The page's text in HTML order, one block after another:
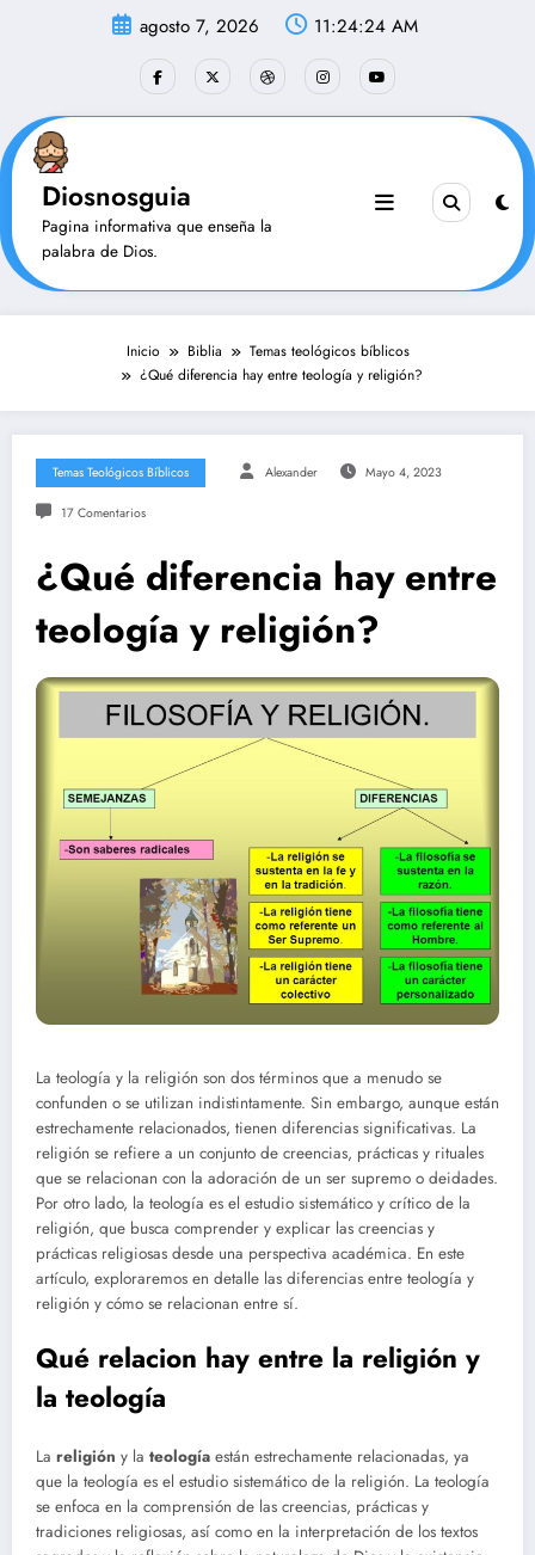
agosto 7, 2026 11:24:25 AM
Diosnosguia
Pagina informativa que enseña la
palabra de Dios.
Inicio Biblia
Temas teológicos bíblicos
¿Qué diferencia hay entre teología y religión?
Temas Teológicos Bíblicos Alexander Mayo 4, 2023
17 Comentarios
¿Qué diferencia hay entre
teología y religión?
La teología y la religión son dos términos que a menudo se
confunden o se utilizan indistintamente. Sin embargo, aunque están
estrechamente relacionados, tienen diferencias significativas. La
religión se refiere a un conjunto de creencias, prácticas y rituales
que se relacionan con la adoración de un ser supremo o deidades.
Por otro lado, la teología es el estudio sistemático y crítico de la
religión, que busca comprender y explicar las creencias y
prácticas religiosas desde una perspectiva académica. En este
artículo, exploraremos en detalle las diferencias entre teología y
religión y cómo se relacionan entre sí.
Qué relacion hay entre la religión y
la teología
La religión y la teología están estrechamente relacionadas, ya
que la teología es el estudio sistemático de la religión. La teología
se enfoca en la comprensión de las creencias, prácticas y
tradiciones religiosas, así como en la interpretación de los textos